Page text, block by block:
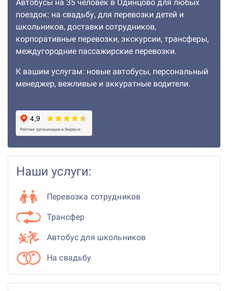
Автобусы на 35 человек в Одинцово для любых
поездок: на свадьбу, для перевозки детей и
школьников, доставки сотрудников,
корпоративные перевозки, экскурсии, трансферы,
междугородние пассажирские перевозки.
К вашим услугам: новые автобусы, персональный
менеджер, вежливые и аккуратные водители.
Наши услуги:
Перевозка сотрудников
Трансфер
Автобус для школьников
На свадьбу